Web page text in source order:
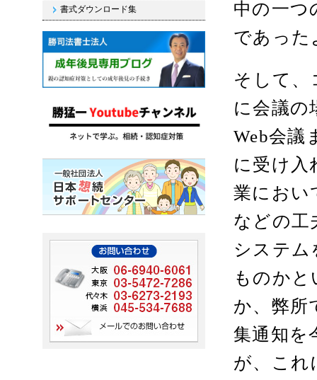
書式ダウンロード集
中の一つ
であった
そして、
に会議の
Web会議
に受け入
業におい
などの工
システム
ものか
か、弊所
集通知を
が、これ